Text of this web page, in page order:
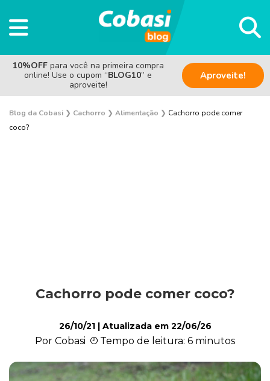
10%OFF para você na primeira compra
online! Use o cupom “BLOG10” e
aproveite!
Aproveite!
Blog da Cobasi ❯ Cachorro ❯ Alimentação ❯ Cachorro pode comer
coco?
Alimentação
Curiosidades
Cachorro pode comer coco?
26/10/21| Atualizada em 22/06/26
Por Cobasi Tempo de leitura: 6 minutos